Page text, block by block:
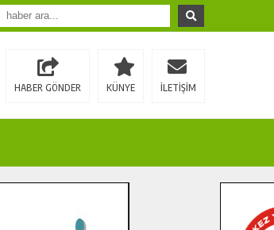
HABER GÖNDER KÜNYE İLETİŞİM